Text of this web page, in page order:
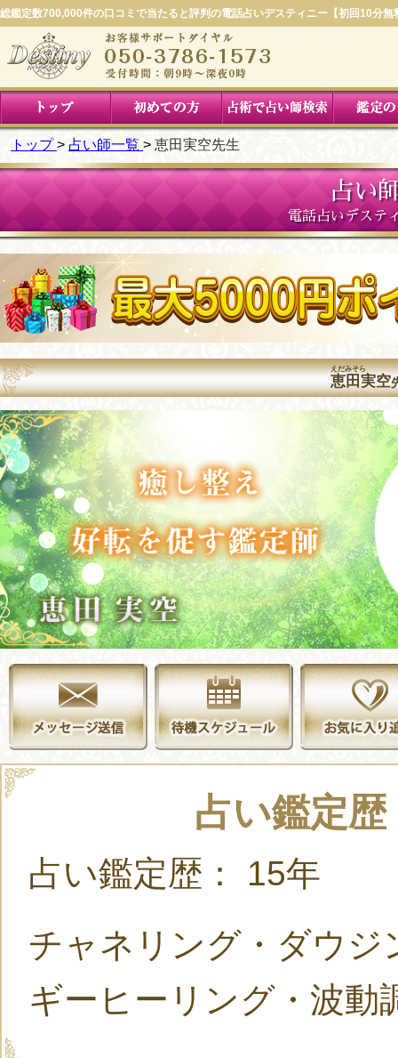
総鑑定数700,000件の口コミで当たると評判の電話占いデスティニー【初回10分無
トップ 占い師一覧 恵田実空先生
占い
電話占いデステ
えだみそら
恵田実空
占い鑑定
占い鑑定歴： 15年
チャネリング・ダウ
ギーヒーリング・波動